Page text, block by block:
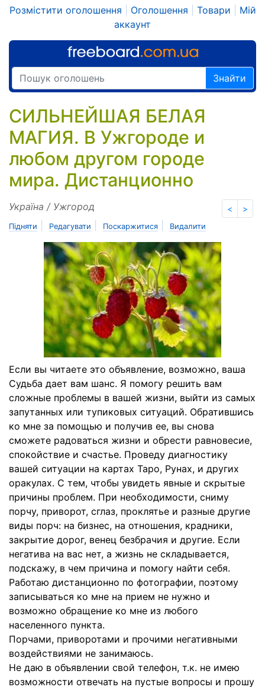
Розмістити оголошення Оголошення Товари
Мій
аккаунт
Знайти
СИЛЬНЕЙШАЯ БЕЛАЯ
МАГИЯ. В Ужгороде и
любом другом городе
мира. Дистанционно
< >
Україна / Ужгород
Підняти Редагувати Поскаржитися Видалити
Если вы читаете это объявление, возможно, ваша
Судьба дает вам шанс. Я помогу решить вам
сложные проблемы в вашей жизни, выйти из самых
запутанных или тупиковых ситуаций. Обратившись
ко мне за помощью и получив ее, вы снова
сможете радоваться жизни и обрести равновесие,
спокойствие и счастье. Проведу диагностику
вашей ситуации на картах Таро, Рунах, и других
оракулах. С тем, чтобы увидеть явные и скрытые
причины проблем. При необходимости, сниму
порчу, приворот, сглаз, проклятье и разные другие
виды порч: на бизнес, на отношения, крадники,
закрытие дорог, венец безбрачия и другие. Если
негатива на вас нет, а жизнь не складывается,
подскажу, в чем причина и помогу найти себя.
Работаю дистанционно по фотографии, поэтому
записываться ко мне на прием не нужно и
возможно обращение ко мне из любого
населенного пункта.
Порчами, приворотами и прочими негативными
воздействиями не занимаюсь.
Не даю в объявлении свой телефон, т.к. не имею
возможности отвечать на пустые вопросы и прошу